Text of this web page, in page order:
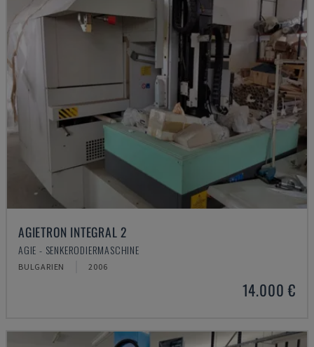
AGIETRON INTEGRAL 2
AGIE - SENKERODIERMASCHINE
BULGARIEN 2006
14.000 €